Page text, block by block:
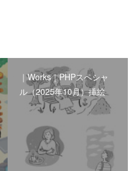
｜Works｜PHPスペシャ
ル（2025年10月）挿絵